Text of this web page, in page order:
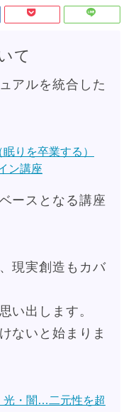
て
アルを統合した
りを卒業する）
ン講座
ースとなる講座
現実創造もカバ
い出します。
ないと始まりま
光・闇…二元性を超